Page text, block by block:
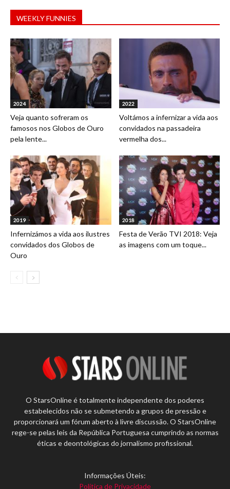
WEEKLY FUNNIES
2024
Veja quanto sofreram os
famosos nos Globos de Ouro
pela lente...
2022
Voltámos a infernizar a vida aos
convidados na passadeira
vermelha dos...
2019
Infernizámos a vida aos ilustres
convidados dos Globos de
Ouro
2018
Festa de Verão TVI 2018: Veja
as imagens com um toque...
O StarsOnline é totalmente independente dos poderes
estabelecidos não se submetendo a grupos de pressão e
proporcionará um fórum aberto à livre discussão. O StarsOnline
rege-se pelas leis da República Portuguesa cumprindo as normas
éticas e deontológicas do jornalismo profissional.
Informações Úteis:
Política de Privacidade